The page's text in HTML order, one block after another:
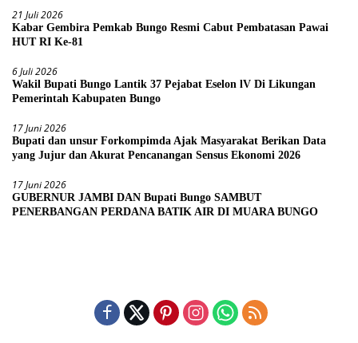
21 Juli 2026
Kabar Gembira Pemkab Bungo Resmi Cabut Pembatasan Pawai
HUT RI Ke-81
6 Juli 2026
Wakil Bupati Bungo Lantik 37 Pejabat Eselon lV Di Likungan
Pemerintah Kabupaten Bungo
17 Juni 2026
Bupati dan unsur Forkompimda Ajak Masyarakat Berikan Data
yang Jujur dan Akurat Pencanangan Sensus Ekonomi 2026
17 Juni 2026
GUBERNUR JAMBI DAN Bupati Bungo SAMBUT
PENERBANGAN PERDANA BATIK AIR DI MUARA BUNGO